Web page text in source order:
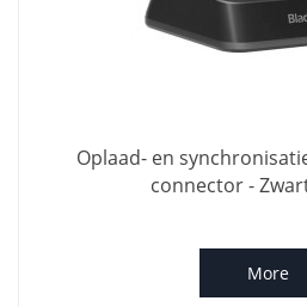
Oplaad- en
connector -
More